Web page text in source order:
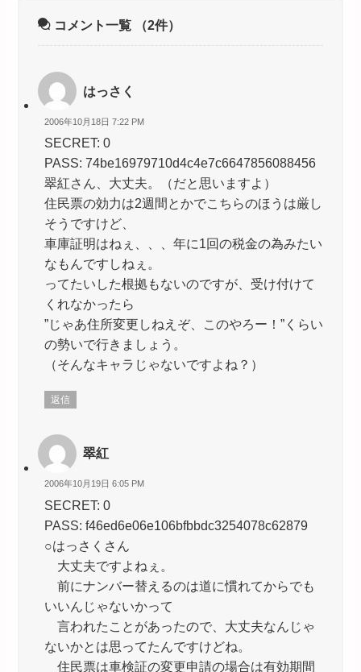
コメント一覧 （2件）
はっさく
2006年10月18日 7:22 PM
SECRET: 0
PASS: 74be16979710d4c4e7c6647856088456
翠紅さん、大丈夫。（だと思いますよ）
住民票の効力は2週間とかでこちらのほうは厳し
そうですけど、
車庫証明はねぇ、、、年に1回の税金の為みたい
なもんですしねぇ。
ってたいした根拠もないのですが、受け付けて
くれなかったら
”じゃあ住所変更しねえぞ、このやろー！”くらい
の勢いで行きましょう。
（そんなキャラじゃないですよね？）
返信
翠紅
2006年10月19日 6:05 PM
SECRET: 0
PASS: f46ed6e06e106bfbbdc3254078c62879
○はっさくさん
大丈夫ですよねぇ。
前にナンバー替えるのは道に慣れてからでも
いいんじゃないかって
言われたことがあったので、大丈夫なんじゃ
ないかとは思ってたんですけどね。
住民票は車検証の変更申請の場合は有効期間